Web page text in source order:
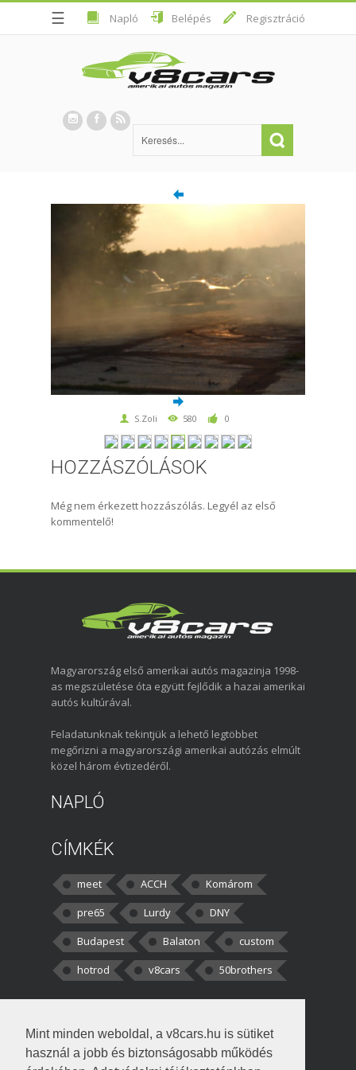
Mint minden weboldal, a v8cars.hu is sütiket
használ a jobb és biztonságosabb működés
☰ Napló Belépés Regisztráció
S.Zoli 580 0
HOZZÁSZÓLÁSOK
Még nem érkezett hozzászólás. Legyél az első
kommentelő!
Magyarország első amerikai autós magazinja 1998-
as megszületése óta együtt fejlődik a hazai amerikai
autós kultúrával.
Feladatunknak tekintjük a lehető legtöbbet
megőrizni a magyarországi amerikai autózás elmúlt
közel három évtizedéről.
NAPLÓ
CÍMKÉK
meet ACCH
Komárom
pre65
Lurdy
DNY
Budapest
Balaton
custom
hotrod
v8cars 50brothers
kortisz:Elszúrtam! Én csak két
darabbaal számoltam. Nem tudtam, hogy fél autót,